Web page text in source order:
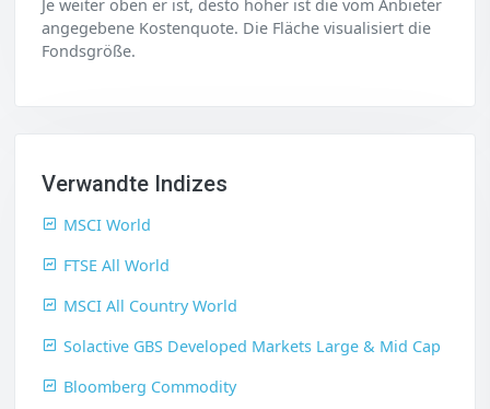
Je weiter oben er ist, desto höher ist die vom Anbieter
angegebene Kostenquote. Die Fläche visualisiert die
Fondsgröße.
Verwandte Indizes
MSCI World
FTSE All World
MSCI All Country World
Solactive GBS Developed Markets Large & Mid Cap
Bloomberg Commodity